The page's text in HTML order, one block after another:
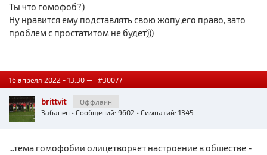
Ты что гомофоб?)
Ну нравится ему подставлять свою жопу,его право, зато
проблем с простатитом не будет)))
16 апреля 2022 - 13:30 — #30077
brittvit
Оффлайн
Забанен • Сообщений: 9602 • Симпатий: 1345
...тема гомофобии олицетворяет настроение в обществе -